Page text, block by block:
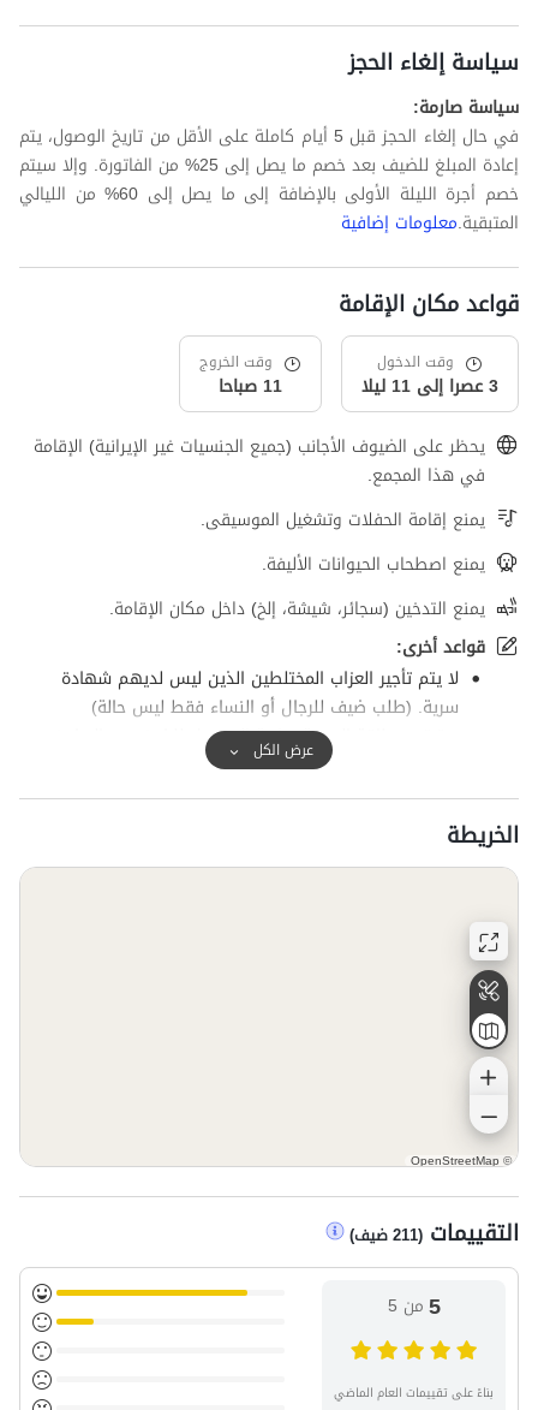
سياسة إلغاء الحجز
سياسة صارمة:
في حال إلغاء الحجز قبل 5 أيام كاملة على الأقل من تاريخ الوصول، يتم
إعادة المبلغ للضيف بعد خصم ما يصل إلى 25% من الفاتورة. وإلا سيتم
خصم أجرة الليلة الأولى بالإضافة إلى ما يصل إلى 60% من الليالي
المتبقية.معلومات إضافية
قواعد مكان الإقامة
وقت الدخول
3 عصرا إلى 11 ليلا
وقت الخروج
11 صباحا
يحظر على الضيوف الأجانب (جميع الجنسيات غير الإيرانية) الإقامة
في هذا المجمع.
يمنع إقامة الحفلات وتشغيل الموسيقى.
يمنع اصطحاب الحيوانات الأليفة.
يمنع التدخين (سجائر، شيشة، إلخ) داخل مكان الإقامة.
قواعد أخرى:
لا يتم تأجير العزاب المختلطين الذين ليس لديهم شهادة
سرية. (طلب ضيف للرجال أو النساء فقط ليس حالة)
ستبقى بطاقة الهوية سارية المفعول للضيف مع المضيف
حتى نهاية الإقامة.
يتم تسليم المفتاح إلى الشخص الذي يقوم بالحجز وسيتم
تسليمه حتى الساعة 12 ظهرا.
عرض الكل
الخريطة
©
OpenStreetMap
التقييمات (
211ضيف)
5من 5
بناءً على تقييمات العام الماضي